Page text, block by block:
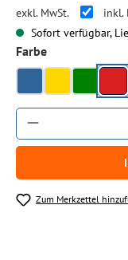
exkl. MwSt.
inkl.
Sofort verfügbar,
Farbeauswählen
Produkt
Zum Merkzettel